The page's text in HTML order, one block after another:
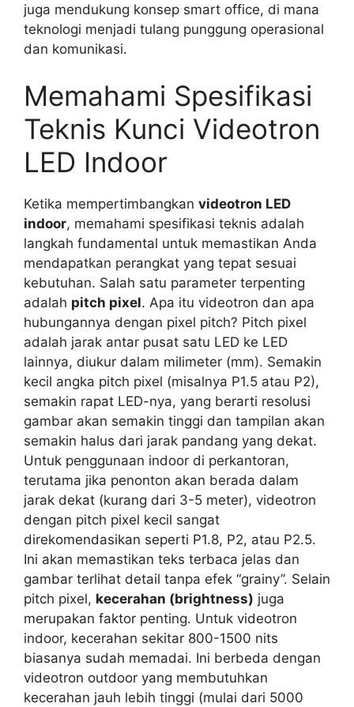
juga mendukung konsep smart office, di mana
teknologi menjadi tulang punggung operasional
dan komunikasi.
Memahami Spesifikasi
Teknis Kunci Videotron
LED Indoor
Ketika mempertimbangkan videotron LED
indoor, memahami spesifikasi teknis adalah
langkah fundamental untuk memastikan Anda
mendapatkan perangkat yang tepat sesuai
kebutuhan. Salah satu parameter terpenting
adalah pitch pixel. Apa itu videotron dan apa
hubungannya dengan pixel pitch? Pitch pixel
adalah jarak antar pusat satu LED ke LED
lainnya, diukur dalam milimeter (mm). Semakin
kecil angka pitch pixel (misalnya P1.5 atau P2),
semakin rapat LED-nya, yang berarti resolusi
gambar akan semakin tinggi dan tampilan akan
semakin halus dari jarak pandang yang dekat.
Untuk penggunaan indoor di perkantoran,
terutama jika penonton akan berada dalam
jarak dekat (kurang dari 3-5 meter), videotron
dengan pitch pixel kecil sangat
direkomendasikan seperti P1.8, P2, atau P2.5.
Ini akan memastikan teks terbaca jelas dan
gambar terlihat detail tanpa efek “grainy”. Selain
pitch pixel, kecerahan (brightness) juga
merupakan faktor penting. Untuk videotron
indoor, kecerahan sekitar 800-1500 nits
biasanya sudah memadai. Ini berbeda dengan
videotron outdoor yang membutuhkan
kecerahan jauh lebih tinggi (mulai dari 5000